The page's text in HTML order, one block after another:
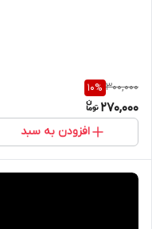
300,000
10%
270,000
افزودن به سبد